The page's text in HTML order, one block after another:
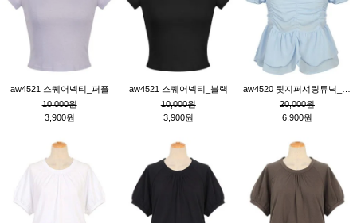
aw4521 스퀘어넥티_퍼플
10,000원
3,900원
aw4521 스퀘어넥티_블랙
10,000원
3,900원
20,000원
6,900원